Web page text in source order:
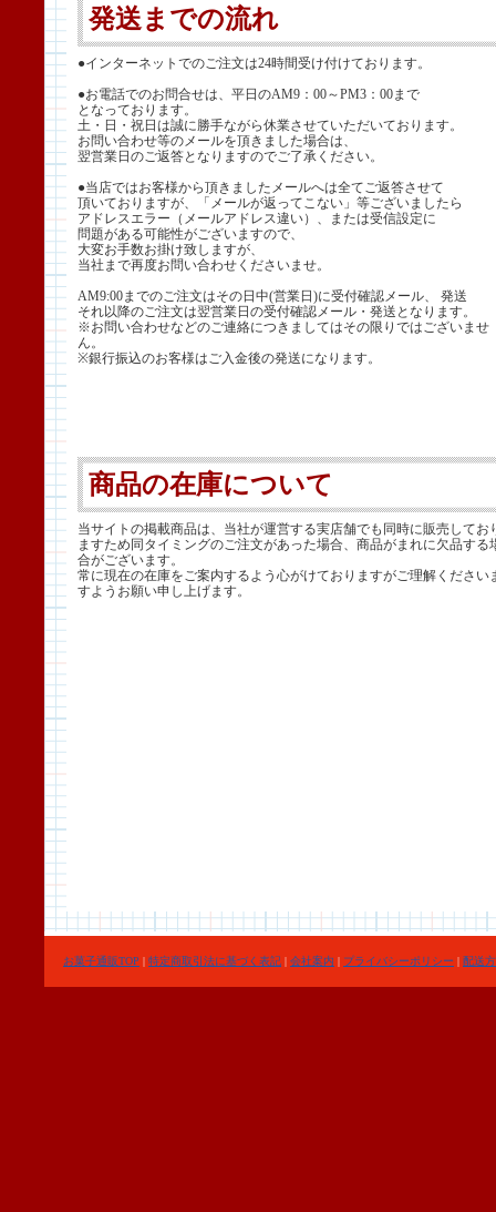
発送までの流れ
●インターネットでのご注文は24時間受け付けております。
●お電話でのお問合せは、平日のAM9：00～PM3：00まで
となっております。
土・日・祝日は誠に勝手ながら休業させていただいております。
お問い合わせ等のメールを頂きました場合は、
翌営業日のご返答となりますのでご了承ください。
●当店ではお客様から頂きましたメールへは全てご返答させて
頂いておりますが、「メールが返ってこない」等ございましたら
アドレスエラー（メールアドレス違い）、または受信設定に
問題がある可能性がございますので、
大変お手数お掛け致しますが、
当社まで再度お問い合わせくださいませ。
AM9:00までのご注文はその日中(営業日)に受付確認メール、 発送
それ以降のご注文は翌営業日の受付確認メール・発送となります。
※お問い合わせなどのご連絡につきましてはその限りではございませ
ん。
※銀行振込のお客様はご入金後の発送になります。
商品の在庫について
当サイトの掲載商品は、当社が運営する実店舗でも同時に販売してお
ますため同タイミングのご注文があった場合、商品がまれに欠品する
合がございます。
常に現在の在庫をご案内するよう心がけておりますがご理解ください
すようお願い申し上げます。
お菓子通販TOP | 特定商取引法に基づく表記 | 会社案内 | プライバシーポリシー | 配送